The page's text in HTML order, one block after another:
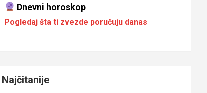
Dnevni horoskop
Pogledaj šta ti zvezde poručuju danas
Najčitanije